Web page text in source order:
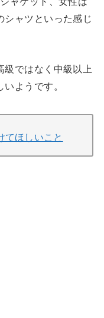
シャツといった感じ
級ではなく中級以上
ようです。
てほしいこと